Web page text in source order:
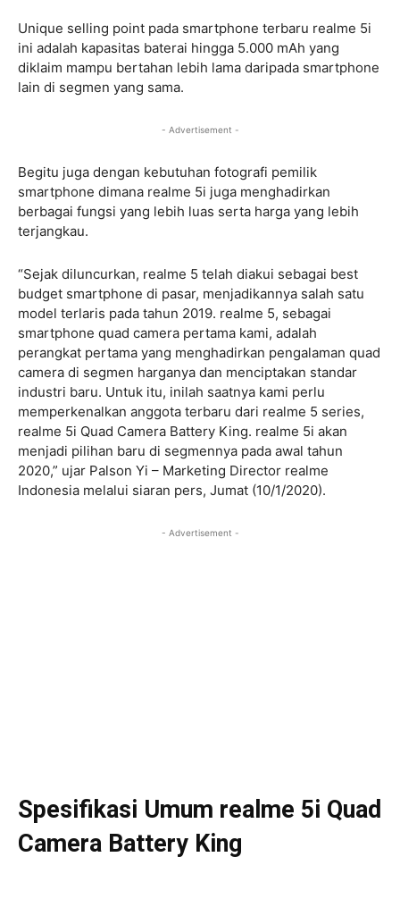
Unique selling point pada smartphone terbaru realme 5i
ini adalah kapasitas baterai hingga 5.000 mAh yang
diklaim mampu bertahan lebih lama daripada smartphone
lain di segmen yang sama.
- Advertisement -
Begitu juga dengan kebutuhan fotografi pemilik
smartphone dimana realme 5i juga menghadirkan
berbagai fungsi yang lebih luas serta harga yang lebih
terjangkau.
“Sejak diluncurkan, realme 5 telah diakui sebagai best
budget smartphone di pasar, menjadikannya salah satu
model terlaris pada tahun 2019. realme 5, sebagai
smartphone quad camera pertama kami, adalah
perangkat pertama yang menghadirkan pengalaman quad
camera di segmen harganya dan menciptakan standar
industri baru. Untuk itu, inilah saatnya kami perlu
memperkenalkan anggota terbaru dari realme 5 series,
realme 5i Quad Camera Battery King. realme 5i akan
menjadi pilihan baru di segmennya pada awal tahun
2020,” ujar Palson Yi – Marketing Director realme
Indonesia melalui siaran pers, Jumat (10/1/2020).
- Advertisement -
Spesifikasi Umum realme 5i Quad
Camera Battery King